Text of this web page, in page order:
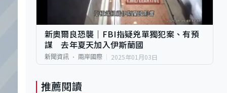
新奧爾良恐襲｜FBI指疑兇單獨犯案、有預
謀 去年夏天加入伊斯蘭國
新聞資訊 兩岸國際 2025年01月03日
推薦閱讀